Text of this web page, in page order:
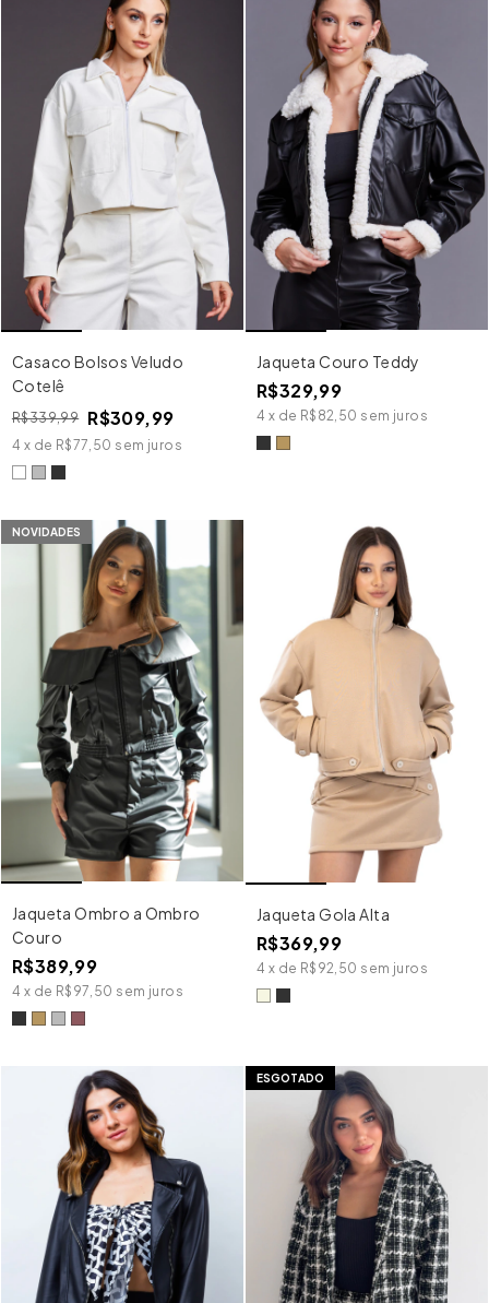
Casaco Bolsos Veludo
Cotelê
R$339,99 R$309,99
4 x de R$77,50 sem juros
Jaqueta Couro Teddy
R$329,99
4 x de R$82,50 sem juros
NOVIDADES
Jaqueta Ombro a Ombro
Couro
R$389,99
4 x de R$97,50 sem juros
Jaqueta Gola Alta
R$369,99
4 x de R$92,50 sem juros
ESGOTADO